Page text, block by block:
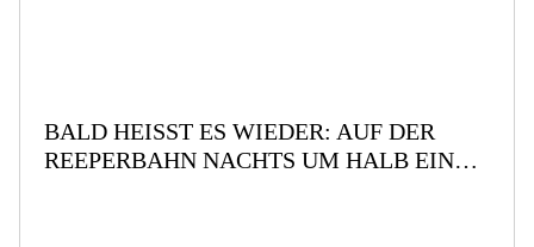
BALD HEISST ES WIEDER: AUF DER R
EEPERBAHN NACHTS UM HALB EINS …